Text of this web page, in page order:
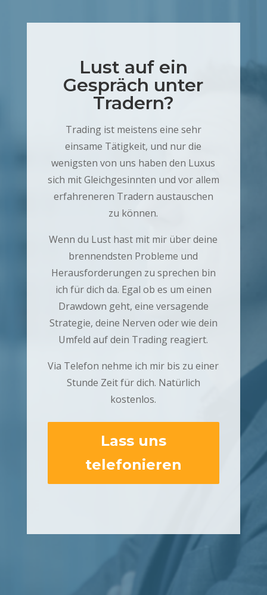
Lust auf ein
Gespräch unter
Tradern?
Trading ist meistens eine sehr
einsame Tätigkeit, und nur die
wenigsten von uns haben den Luxus
sich mit Gleichgesinnten und vor allem
erfahreneren Tradern austauschen
zu können.
Wenn du Lust hast mit mir über deine
brennendsten Probleme und
Herausforderungen zu sprechen bin
ich für dich da. Egal ob es um einen
Drawdown geht, eine versagende
Strategie, deine Nerven oder wie dein
Umfeld auf dein Trading reagiert.
Via Telefon nehme ich mir bis zu einer
Stunde Zeit für dich. Natürlich
kostenlos.
Lass uns
telefonieren